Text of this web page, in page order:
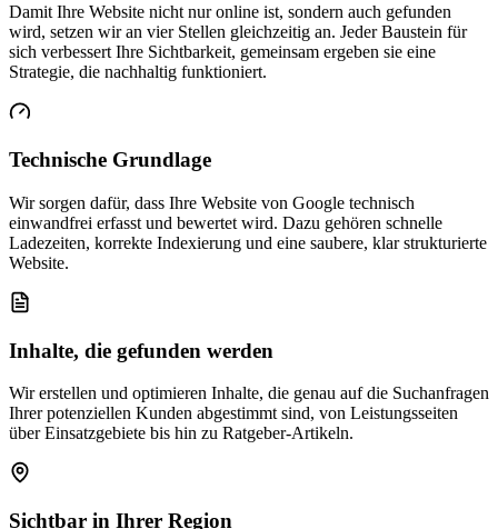
Damit Ihre Website nicht nur online ist, sondern auch gefunden
wird, setzen wir an vier Stellen gleichzeitig an. Jeder Baustein für
sich verbessert Ihre Sichtbarkeit, gemeinsam ergeben sie eine
Strategie, die nachhaltig funktioniert.
Technische Grundlage
Wir sorgen dafür, dass Ihre Website von Google technisch
einwandfrei erfasst und bewertet wird. Dazu gehören schnelle
Ladezeiten, korrekte Indexierung und eine saubere, klar strukturierte
Website.
Inhalte, die gefunden werden
Wir erstellen und optimieren Inhalte, die genau auf die Suchanfragen
Ihrer potenziellen Kunden abgestimmt sind, von Leistungsseiten
über Einsatzgebiete bis hin zu Ratgeber-Artikeln.
Sichtbar in Ihrer Region